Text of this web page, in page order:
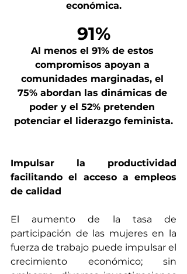
económica.
91%
Al menos el 91% de estos
compromisos apoyan a
comunidades marginadas, el
75% abordan las dinámicas de
poder y el 52% pretenden
potenciar el liderazgo feminista.
Impulsar la productividad
facilitando el acceso a empleos
de calidad
El aumento de la tasa de
participación de las mujeres en la
fuerza de trabajo puede impulsar el
crecimiento económico; sin